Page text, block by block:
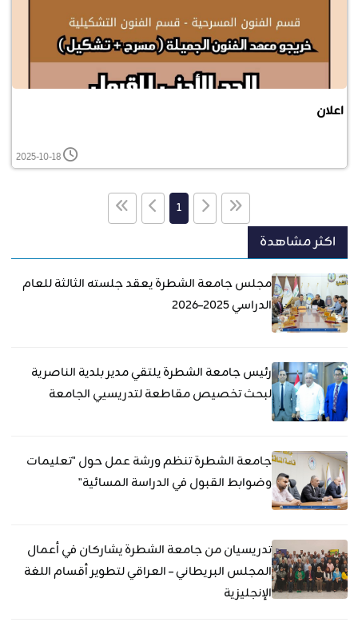
اعلان
2025-10-18
1
اكثر مشاهدة
مجلس جامعة الشطرة يعقد جلسته الثالثة للعام
الدراسي 2025–2026
رئيس جامعة الشطرة يلتقي مدير بلدية الناصرية
لبحث تخصيص مقاطعة لتدريسيي الجامعة
جامعة الشطرة تنظم ورشة عمل حول "تعليمات
وضوابط القبول في الدراسة المسائية"
تدريسيان من جامعة الشطرة يشاركان في أعمال
المجلس البريطاني – العراقي لتطوير أقسام اللغة
الإنجليزية